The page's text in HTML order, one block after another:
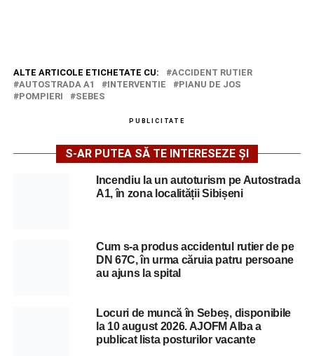
ALTE ARTICOLE ETICHETATE CU:
ACCIDENT RUTIER
AUTOSTRADA A1
INTERVENTIE
PIANU DE JOS
POMPIERI
SEBES
PUBLICITATE
S-AR PUTEA SĂ TE INTERESEZE ȘI
Incendiu la un autoturism pe Autostrada
A1, în zona localității Sibișeni
Cum s-a produs accidentul rutier de pe
DN 67C, în urma căruia patru persoane
au ajuns la spital
Locuri de muncă în Sebeș, disponibile
la 10 august 2026. AJOFM Alba a
publicat lista posturilor vacante